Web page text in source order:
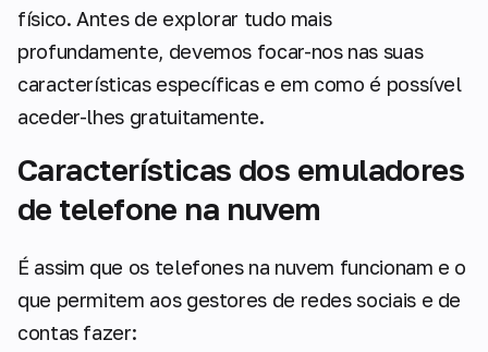
físico. Antes de explorar tudo mais
profundamente, devemos focar-nos nas suas
características específicas e em como é possível
aceder-lhes gratuitamente.
Características dos emuladores
de telefone na nuvem
É assim que os telefones na nuvem funcionam e o
que permitem aos gestores de redes sociais e de
contas fazer: